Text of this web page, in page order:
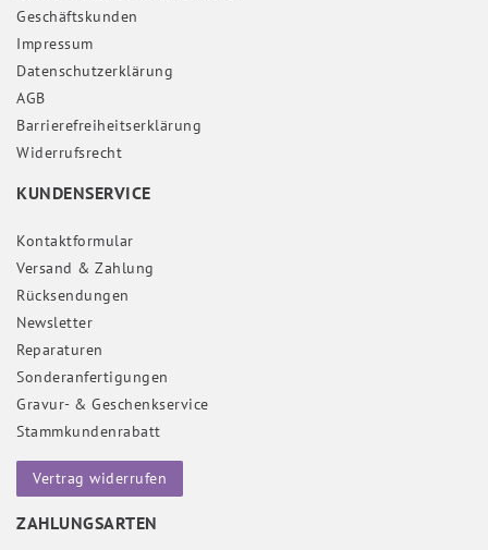
Geschäftskunden
Impressum
Daten­schutz­erklärung
AGB
Barrierefreiheitserklärung
Widerrufs­recht
KUNDENSERVICE
Kontaktformular
Versand & Zahlung
Rücksendungen
Newsletter
Reparaturen
Sonderanfertigungen
Gravur- & Geschenkservice
Stammkundenrabatt
Vertrag widerrufen
ZAHLUNGSARTEN